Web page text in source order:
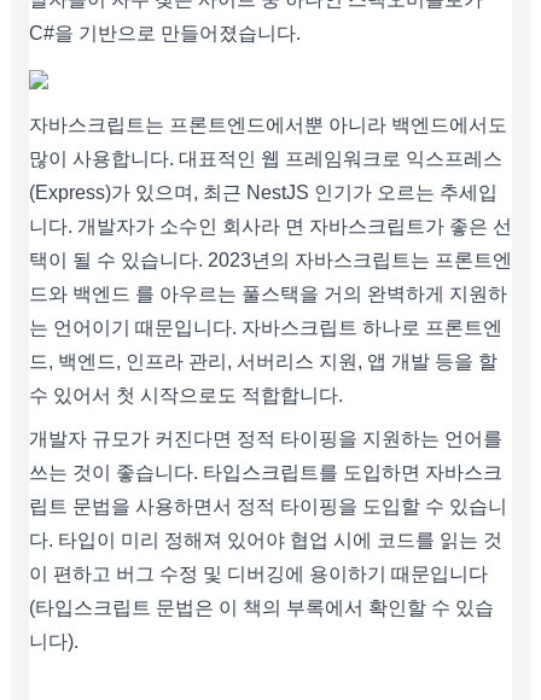
C#을 기반으로 만들어졌습니다.
자바스크립트는 프론트엔드에서뿐 아니라 백엔드에서도
많이 사용합니다. 대표적인 웹 프레임워크로 익스프레스
(Express)가 있으며, 최근 NestJS 인기가 오르는 추세입
니다. 개발자가 소수인 회사라 면 자바스크립트가 좋은 선
택이 될 수 있습니다. 2023년의 자바스크립트는 프론트엔
드와 백엔드 를 아우르는 풀스택을 거의 완벽하게 지원하
는 언어이기 때문입니다. 자바스크립트 하나로 프론트엔
드, 백엔드, 인프라 관리, 서버리스 지원, 앱 개발 등을 할
수 있어서 첫 시작으로도 적합합니다.
개발자 규모가 커진다면 정적 타이핑을 지원하는 언어를
쓰는 것이 좋습니다. 타입스크립트를 도입하면 자바스크
립트 문법을 사용하면서 정적 타이핑을 도입할 수 있습니
다. 타입이 미리 정해져 있어야 협업 시에 코드를 읽는 것
이 편하고 버그 수정 및 디버깅에 용이하기 때문입니다
(타입스크립트 문법은 이 책의 부록에서 확인할 수 있습
니다).